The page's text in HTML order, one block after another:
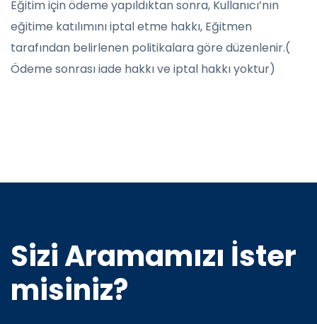
Eğitim için ödeme yapıldıktan sonra, Kullanıcı’nın
eğitime katılımını iptal etme hakkı, Eğitmen
tarafından belirlenen politikalara göre düzenlenir.(
Ödeme sonrası iade hakkı ve iptal hakkı yoktur)
Sizi Aramamızı İster
misiniz?